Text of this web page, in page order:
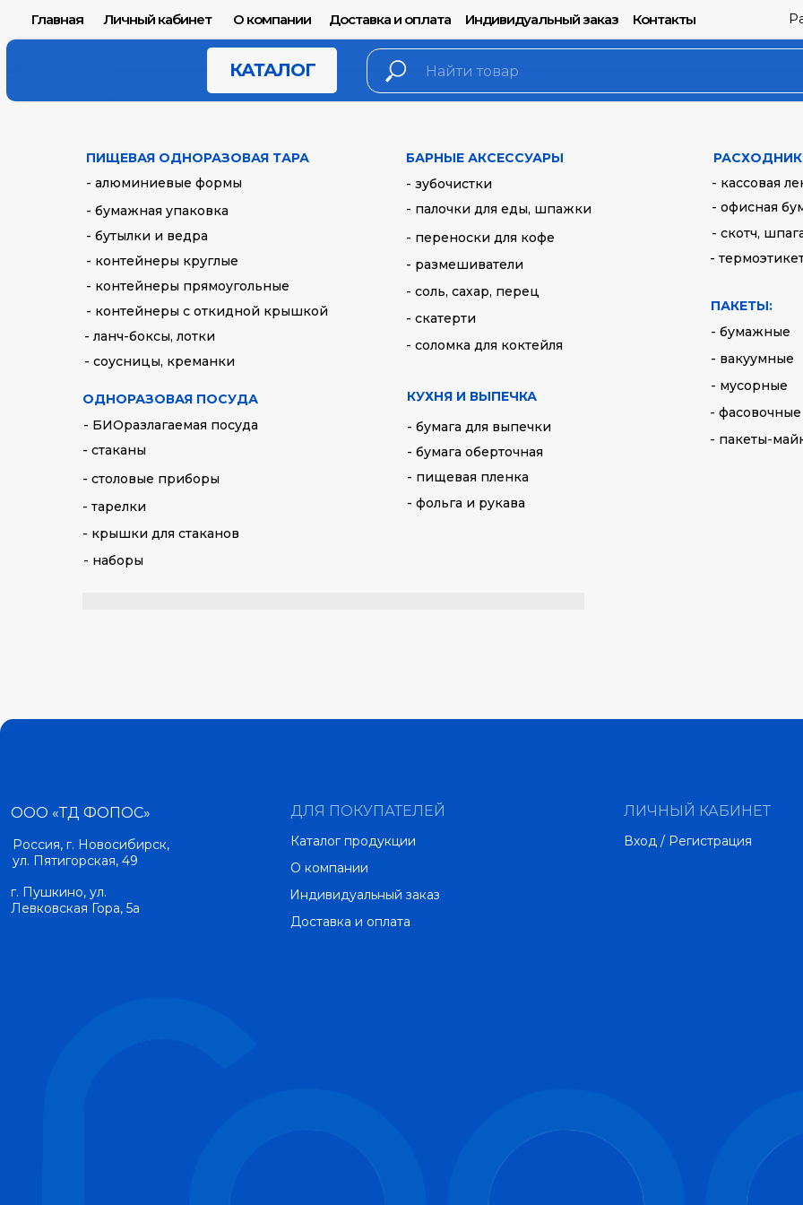
Доставка и оплата Контакты
Индивидуальный заказ
Личный кабинет
Главная О компании
КАТАЛОГ
ПИЩЕВАЯ ОДНОРАЗОВАЯ ТАРА
- бутылки и ведра
- контейнеры круглые
- контейнеры с откидной крышкой
- контейнеры прямоугольные
- соусницы, креманки
- ланч-боксы, лотки
КУХНЯ И ВЫПЕЧКА
- пищевая пленка
- фольга и рукава
- бумага для выпечки
- бумага оберточная
- кассовая
-
- скотч,
- офисная
ПАКЕТЫ:
- бумажные
- вакуумные
- мусорные
- фасовочные
- пакеты-
БАРНЫЕ АКСЕССУАРЫ
- зубочистки
- палочки для еды, шпажки
- переноски для кофе
- размешиватели
- соль, сахар, перец
- скатерти
- соломка для коктейля
ОДНОРАЗОВАЯ ПОСУДА
- БИОразлагаемая посуда
- стаканы
- крышки для стаканов
- наборы
- тарелки
- столовые приборы
- алюминиевые формы
- бумажная упаковка
в упаковке
108-024
руб.
Бренд: https://xn--
obertochnaya-gazeta-
ДЛЯ ПОКУПАТЕЛЕЙ
Каталог продукции
Доставка и оплата
ЛИЧНЫЙ КАБИНЕТ
Вход / Регистрация
О компании
Индивидуальный заказ
Россия, г. Новосибирск,
ул. Пятигорская, 49
г. Пушкино, ул.
Левковская Гора, 5а
ООО «ТД ФОПОС»